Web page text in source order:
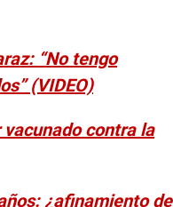
“No tengo
(VIDEO)
contra la
¿afinamiento de